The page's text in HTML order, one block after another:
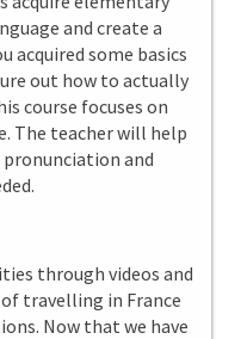
and create a
acquired some basics
out how to actually
course focuses on
The teacher will help
and
through videos and
travelling in France
Now that we have